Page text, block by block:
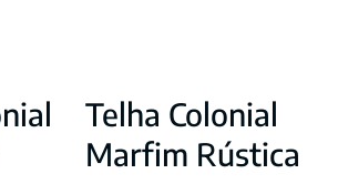
Telha Colonial
Marfim Rústica